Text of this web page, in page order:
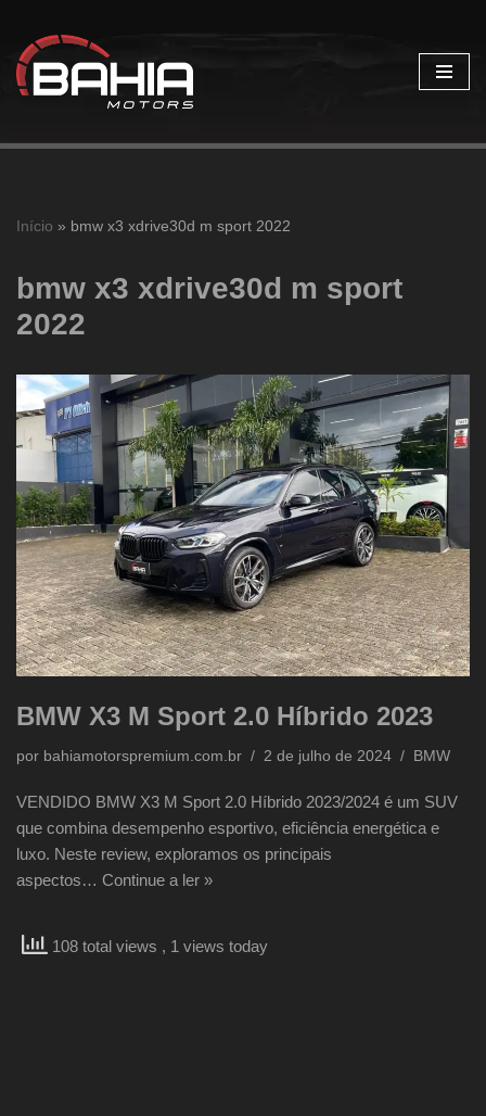
Pular
para
Início » bmw x3 xdrive30d m sport 2022
bmw x3 xdrive30d m sport
2022
BMW X3 M Sport 2.0 Híbrido 2023
por bahiamotorspremium.com.br 2 de julho de 2024 BMW
VENDIDO BMW X3 M Sport 2.0 Híbrido 2023/2024 é um SUV
que combina desempenho esportivo, eficiência energética e
luxo. Neste review, exploramos os principais
aspectos… Continue a ler »
108 total views , 1 views today